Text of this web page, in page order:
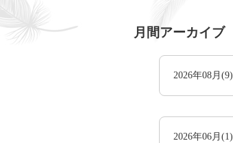
月間アーカイブ
2026年08月(9)
2026年06月(1)